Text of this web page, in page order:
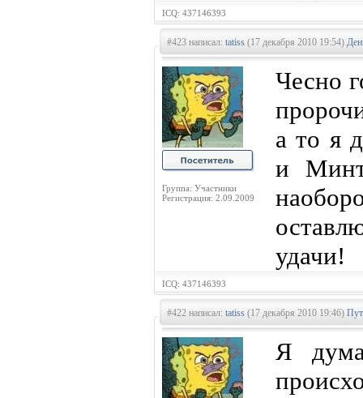
ICQ: 437146393
#423 написал: tatiss (17 декабря 2010 19:54)
Группа: Участники
Регистрация: 2.09.2009
Чесно
а то я
и
удачи!
ICQ: 437146393
#422 написал: tatiss (17 декабря 2010 19:46)
Я